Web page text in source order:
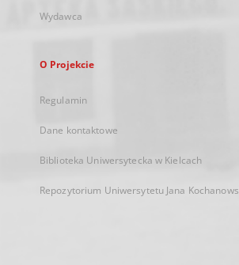
Wydawca
O Projekcie
Regulamin
Dane kontaktowe
Biblioteka Uniwersytecka w Kielcach
Repozytorium Uniwersytetu Jana